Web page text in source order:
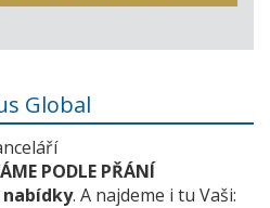
Global
PODLE PŘÁNÍ
nabídky. A najdeme i tu Vaši: